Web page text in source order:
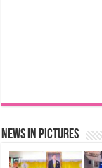
News in Pictures